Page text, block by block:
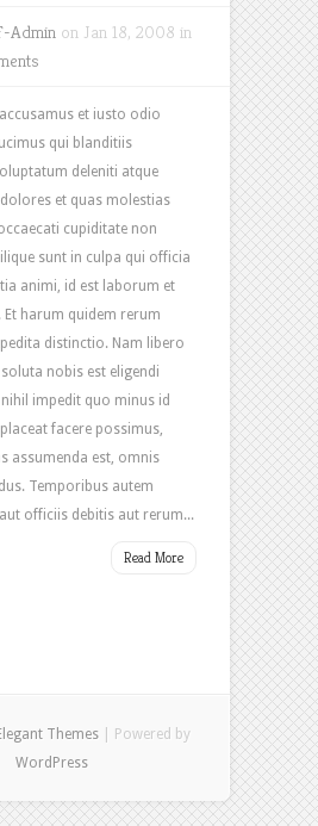
Admin on Jan 18, 2008 in
et iusto odio
qui blanditiis
deleniti atque
et quas molestias
cupiditate non
sunt in culpa qui officia
animi, id est laborum et
harum quidem rerum
distinctio. Nam libero
nobis est eligendi
impedit quo minus id
facere possimus,
assumenda est, omnis
Temporibus autem
officiis debitis aut rerum...
Read More
Themes| Powered by
WordPress